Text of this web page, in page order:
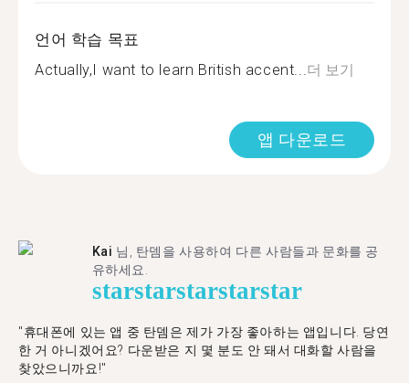
언어 학습 목표
Actually,I want to learn British accent...더 보기
앱 다운로드
Kai 님, 탄뎀을 사용하여 다른 사람들과 문화를 공
유하세요.
starstarstarstarstar
"휴대폰에 있는 앱 중 탄뎀은 제가 가장 좋아하는 앱입니다. 당연
한 거 아니겠어요? 다운받은 지 몇 분도 안 돼서 대화할 사람을
찾았으니까요!"